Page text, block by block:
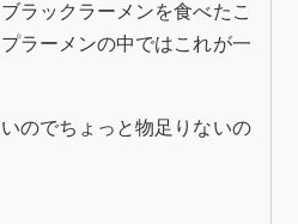
ラックラーメンを食べたこ
ラーメンの中ではこれが一
のでちょっと物足りないの